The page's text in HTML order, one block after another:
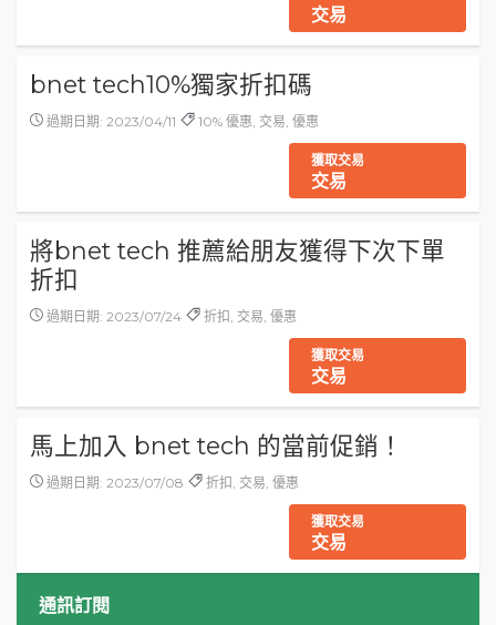
交易
bnet tech10%獨家折扣碼
過期日期: 2023/04/11 10% 優惠, 交易, 優惠
獲取交易
交易
將bnet tech 推薦給朋友獲得下次下單
折扣
過期日期: 2023/07/24 折扣, 交易, 優惠
獲取交易
交易
馬上加入 bnet tech 的當前促銷！
過期日期: 2023/07/08 折扣, 交易, 優惠
獲取交易
交易
通訊訂閱